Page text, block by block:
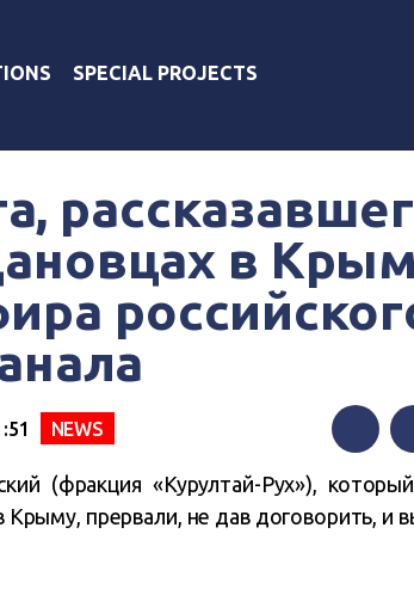
SPECIAL PROJECTS
в
NEWS
Facebook
(фракция «Курултай-Рух»),
Крыму, прервали, не дав договорить, и